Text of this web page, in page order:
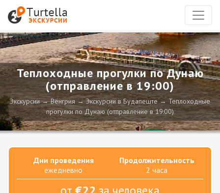
Теплоходные прогулки по Дунаю
(отправление в 19:00)
Экскурсии Венгрия Экскурсии в Будапеште
Теплоходные
прогулки по Дунаю (отправление в 19:00)
Дни проведения
ежедневно
Продолжительность
2 часа